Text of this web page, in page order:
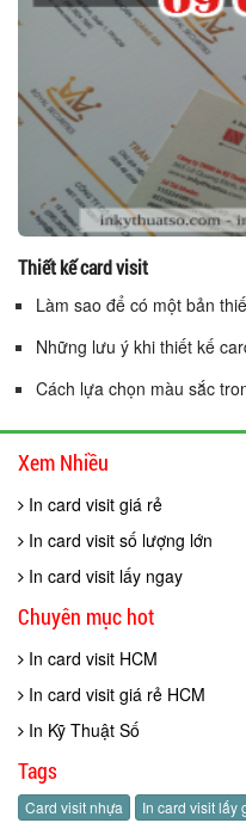
Thiết kế card visit
Làm sao để có một bản
Những lưu ý khi thiết kế
Cách lựa chọn màu sắc
Xem Nhiều
In card visit giá rẻ
In card visit số lượng lớn
In card visit lấy ngay
Chuyên mục hot
In card visit HCM
In card visit giá rẻ HCM
In Kỹ Thuật Số
Tags
Card visit nhựa In card visit lấy